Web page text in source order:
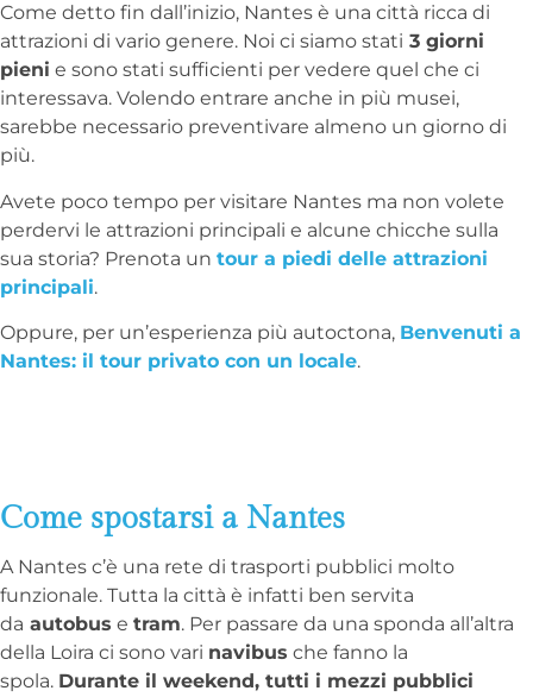
Come detto fin dall’inizio, Nantes è una città ricca di
attrazioni di vario genere. Noi ci siamo stati 3 giorni
pieni e sono stati sufficienti per vedere quel che ci
interessava. Volendo entrare anche in più musei,
sarebbe necessario preventivare almeno un giorno di
più.
Avete poco tempo per visitare Nantes ma non volete
perdervi le attrazioni principali e alcune chicche sulla
sua storia? Prenota un tour a piedi delle attrazioni
principali.
Oppure, per un’esperienza più autoctona, Benvenuti a
Nantes: il tour privato con un locale.
Come spostarsi a Nantes
A Nantes c’è una rete di trasporti pubblici molto
funzionale. Tutta la città è infatti ben servita
da autobus e tram. Per passare da una sponda all’altra
della Loira ci sono vari navibus che fanno la
spola. Durante il weekend, tutti i mezzi pubblici